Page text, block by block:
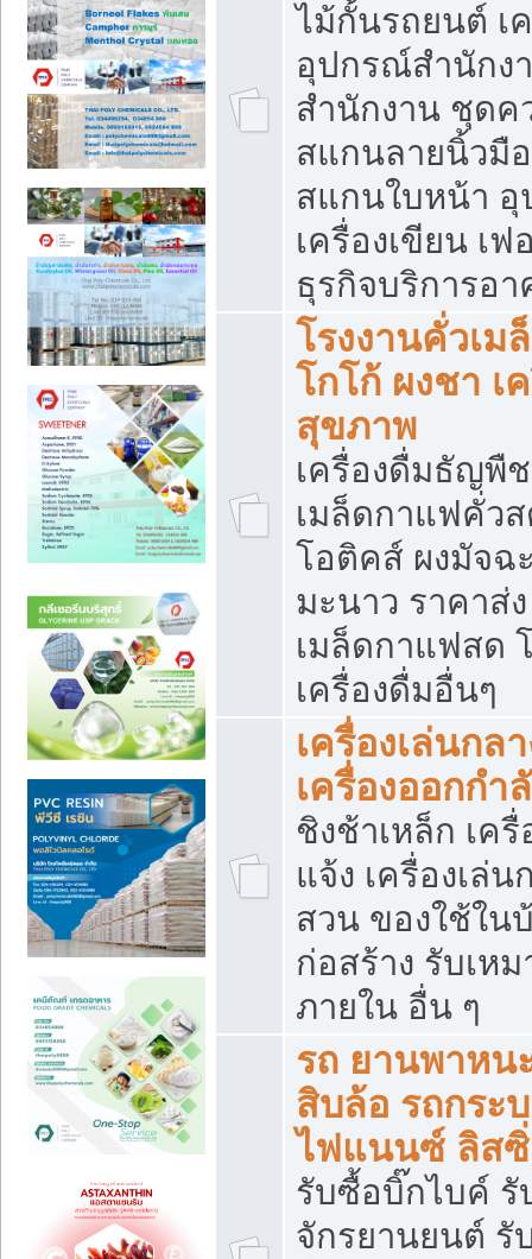
ไม้กั้นรถยนต์ เ
อุปกรณ์สำนักง
สำนักงาน ชุดค
สแกนลายนิ้วมื
สแกนใบหน้า
เครื่องเขียน เ
ธุรกิจบริการอ
โรงงานคั่วเม
โกโก้ ผงชา เ
สุขภาพ
เครื่องดื่มธัญพื
เมล็ดกาแฟคั่ว
โอติคส์ ผงมัจฉ
มะนาว ราคาส่
เมล็ดกาแฟสด
เครื่องดื่มอื่นๆ
เครื่องเล่นกล
เครื่องออกกำ
ชิงช้าเหล็ก เค
แจ้ง เครื่องเล่น
สวน ของใช้ใน
ก่อสร้าง รับเห
ภายใน อื่น ๆ
รถ ยานพาหน
สิบล้อ รถกระ
ไฟแนนซ์ ลิส
รับซื้อบิ๊กไบค์
จักรยานยนต์ รั